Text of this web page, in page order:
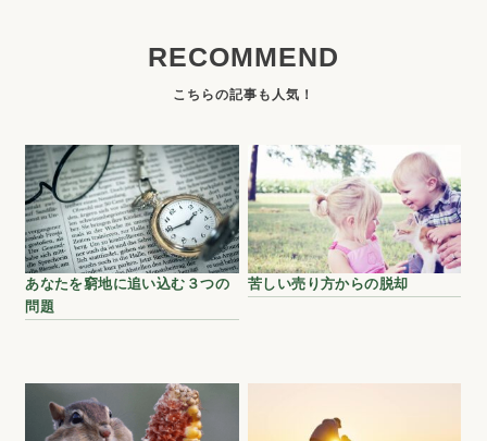
RECOMMEND
あなたを窮地に追い込む３つの
問題
苦しい売り方からの脱却